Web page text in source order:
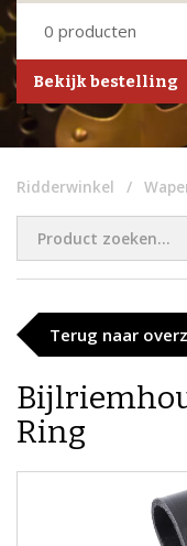
0 producten
Bekijk bestelling
Ridderwinkel
Terug naar
Ring